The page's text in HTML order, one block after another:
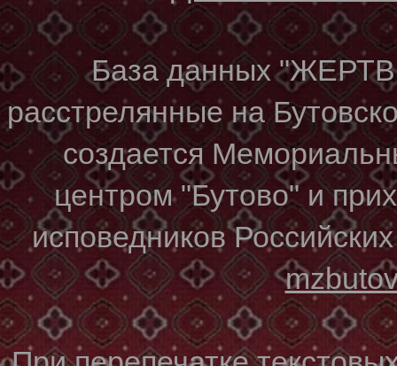
База данных
расстрелянные на
создается
центром "Бутово" и
исповедников